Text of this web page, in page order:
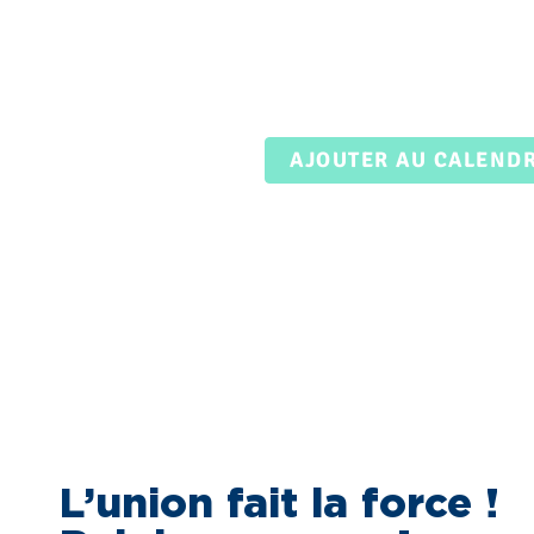
AJOUTER AU
L’union fait la force !